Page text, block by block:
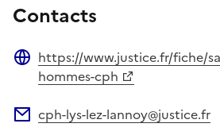
Contacts
Site web
https://www.justice.fr/fiche/
hommes-cph
cph-lys-lez-lannoy@justice.fr